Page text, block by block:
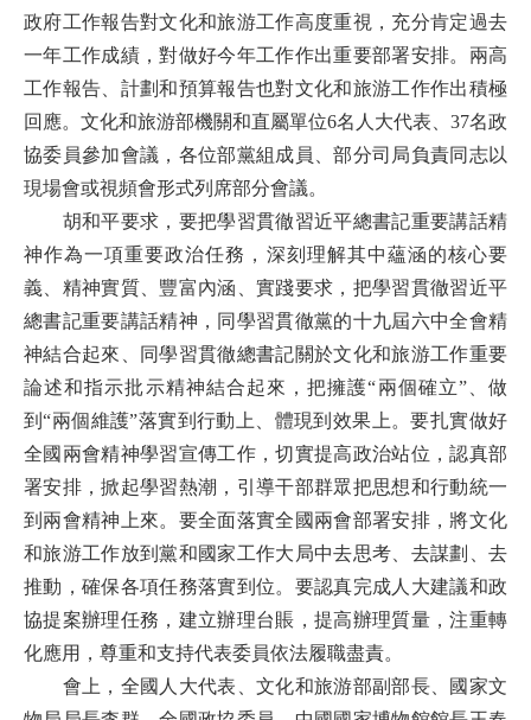
政府工作報告對文化和旅游工作高度重視，充分肯定過去
一年工作成績，對做好今年工作作出重要部署安排。兩高
工作報告、計劃和預算報告也對文化和旅游工作作出積極
回應。文化和旅游部機關和直屬單位6名人大代表、37名政
協委員參加會議，各位部黨組成員、部分司局負責同志以
現場會或視頻會形式列席部分會議。
胡和平要求，要把學習貫徹習近平總書記重要講話精
神作為一項重要政治任務，深刻理解其中蘊涵的核心要
義、精神實質、豐富內涵、實踐要求，把學習貫徹習近平
總書記重要講話精神，同學習貫徹黨的十九屆六中全會精
神結合起來、同學習貫徹總書記關於文化和旅游工作重要
論述和指示批示精神結合起來，把擁護“兩個確立”、做
到“兩個維護”落實到行動上、體現到效果上。要扎實做好
全國兩會精神學習宣傳工作，切實提高政治站位，認真部
署安排，掀起學習熱潮，引導干部群眾把思想和行動統一
到兩會精神上來。要全面落實全國兩會部署安排，將文化
和旅游工作放到黨和國家工作大局中去思考、去謀劃、去
推動，確保各項任務落實到位。要認真完成人大建議和政
協提案辦理任務，建立辦理台賬，提高辦理質量，注重轉
化應用，尊重和支持代表委員依法履職盡責。
會上，全國人大代表、文化和旅游部副部長、國家文